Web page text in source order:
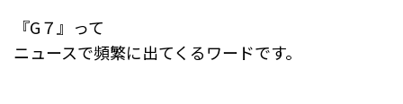
o
o
k
『G７』って
ニュースで頻繁に出てくるワードです。